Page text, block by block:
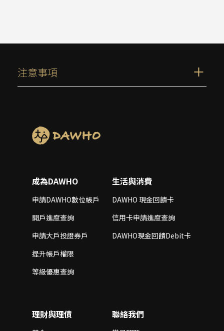
注意事項
成為DAWHO
申請DAWHO數位帳戶
開戶進度查詢
申請大戶投證券戶
提升帳戶權限
等級優惠查詢
生活與消費
DAWHO 現金回饋卡
信用卡申請進度查詢
DAWHO現金回饋Debit卡
理財與理債 聯絡我們